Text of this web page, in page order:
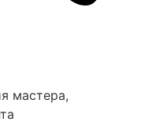
мастера,